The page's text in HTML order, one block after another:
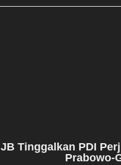
JB Tinggalkan PDI
Prabowo-